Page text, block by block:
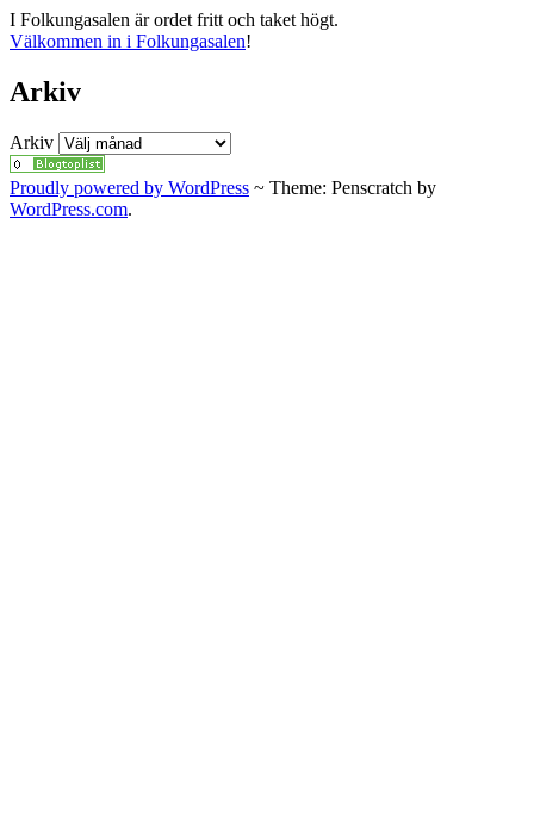
I Folkungasalen är ordet fritt och taket högt.
Välkommen in i Folkungasalen!
Arkiv
Arkiv
Proudly powered by WordPress ~ Theme: Penscratch by
WordPress.com.